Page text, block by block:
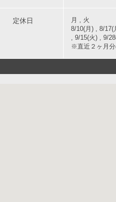
定休日
月 , 火
8/10(月) , 8/17(
, 9/15(火) , 9/
※直近２ヶ月